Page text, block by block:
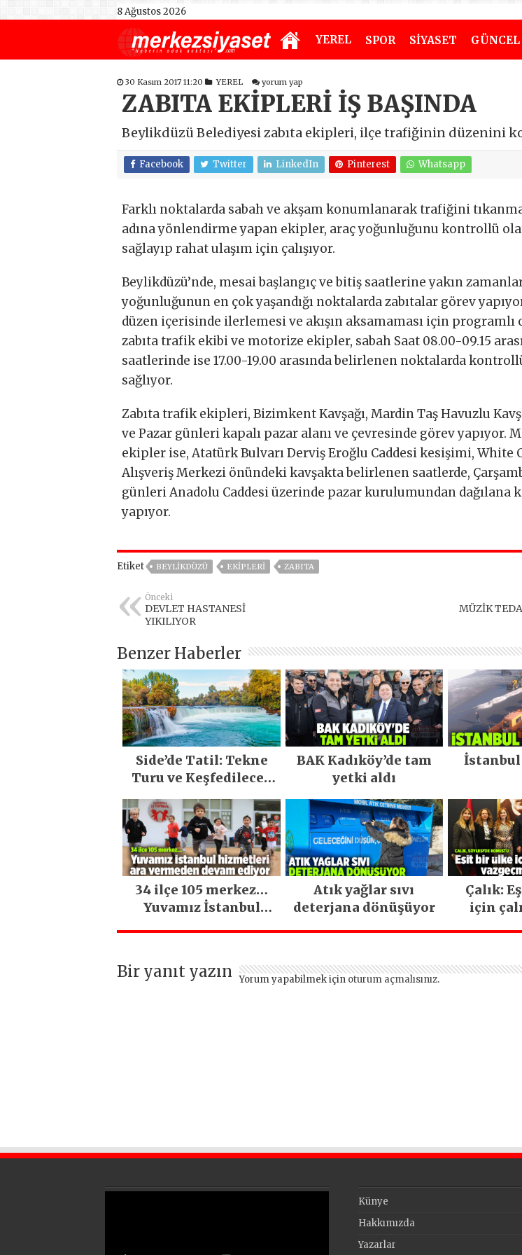
8 Ağustos 2026
YEREL SPOR SİYASET GÜNCEL
30 Kasım 2017 11:20 YEREL yorum yap
ZABITA EKİPLERİ İŞ BAŞINDA
Beylikdüzü Belediyesi zabıta ekipleri, ilçe trafiğinin düzenini
Facebook Twitter LinkedIn Pinterest Whatsapp
Farklı noktalarda sabah ve akşam konumlanarak trafiğini
adına yönlendirme yapan ekipler, araç yoğunluğunu kontrollü
sağlayıp rahat ulaşım için çalışıyor.
Beylikdüzü’nde, mesai başlangıç ve bitiş saatlerine yakın
yoğunluğunun en çok yaşandığı noktalarda zabıtalar görev
düzen içerisinde ilerlemesi ve akışın aksamaması için programlı
zabıta trafik ekibi ve motorize ekipler, sabah Saat 08.00-09.15
saatlerinde ise 17.00-19.00 arasında belirlenen noktalarda
sağlıyor.
Zabıta trafik ekipleri, Bizimkent Kavşağı, Mardin Taş Havuzlu
ve Pazar günleri kapalı pazar alanı ve çevresinde görev yapıyor.
ekipler ise, Atatürk Bulvarı Derviş Eroğlu Caddesi kesişimi, White
Alışveriş Merkezi önündeki kavşakta belirlenen saatlerde,
günleri Anadolu Caddesi üzerinde pazar kurulumundan dağılana
yapıyor.
Etiket BEYLIKDÜZÜ EKIPLERI ZABITA
Önceki
DEVLET HASTANESİ
YIKILIYOR
MÜZİK
Benzer Haberler
Side’de Tatil: Tekne
Turu ve Keşfedilecek
BAK Kadıköy’de tam
yetki aldı
İstanbul
34 ilçe 105 merkez…
Yuvamız İstanbul
Atık yağlar sıvı
deterjana dönüşüyor
Çalık:
için
Bir yanıt yazın Yorum yapabilmek için oturum açmalısınız.
Künye
Hakkımızda
Yazarlar